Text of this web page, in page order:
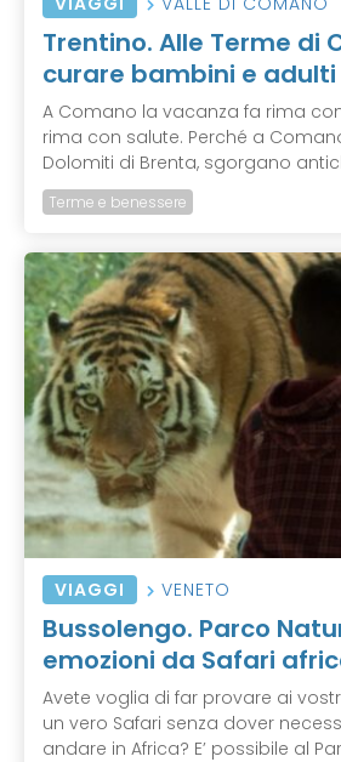
Trentino. Alle Terme di
curare bambini e adulti
A Comano la vacanza fa rima
rima con salute. Perché a
Dolomiti di Brenta, sgorgano
Terme e benessere
VIAGGI VENETO
Bussolengo. Parco
emozioni da Safari
Avete voglia di far provare ai
un vero Safari senza dover
andare in Africa? E’ possibile al